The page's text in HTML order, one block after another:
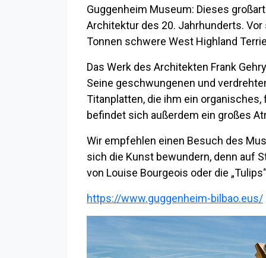
Guggenheim Museum: Dieses
Architektur des 20. Jahrhunderts.
Tonnen schwere West Highland
Das Werk des Architekten Frank
Seine geschwungenen und
Titanplatten, die ihm ein
befindet sich außerdem ein großes
Wir empfehlen einen Besuch des
sich die Kunst bewundern, denn auf
von Louise Bourgeois oder die
https://www.guggenheim-bilbao.eus/